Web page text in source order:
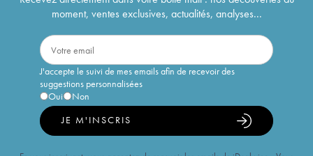
moment, ventes exclusives, actualités, analyses...
J'accepte le suivi de mes emails afin de recevoir des
suggestions personnalisées
Oui
Non
JE M'INSCRIS